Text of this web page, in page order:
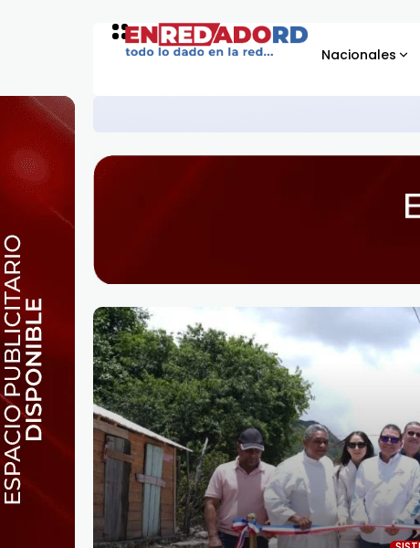
Nacionales